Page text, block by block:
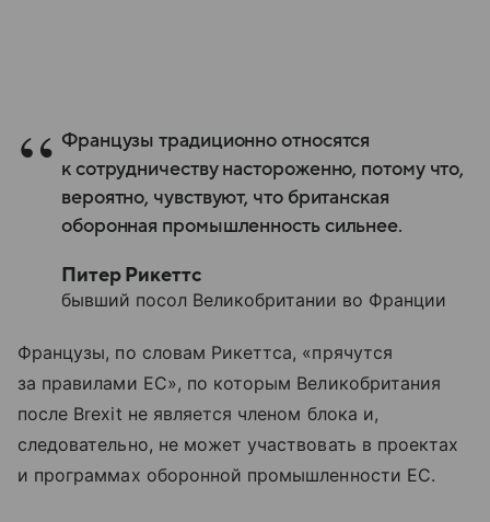
Французы традиционно относятся
к сотрудничеству настороженно, потому что,
вероятно, чувствуют, что британская
оборонная промышленность сильнее.
Питер Рикеттс
бывший посол Великобритании во Франции
Французы, по словам Рикеттса, «прячутся
за правилами ЕС», по которым Великобритания
после Brexit не является членом блока и,
следовательно, не может участвовать в проектах
и программах оборонной промышленности ЕС.